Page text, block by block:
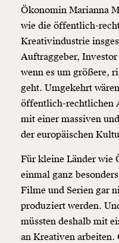
Ökonomin Marianna
wie die öffentlich-
Kreativindustrie
Auftraggeber,
wenn es um größere,
geht. Umgekehrt
öffentlich-rechtlichen
mit einer massiven
der europäischen
Für kleine Länder wie
einmal ganz
Filme und Serien gar
produziert werden.
müssten deshalb mit
an Kreativen